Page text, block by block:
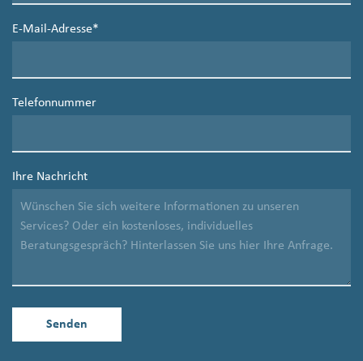
E-Mail-Adresse*
Telefonnummer
Ihre Nachricht